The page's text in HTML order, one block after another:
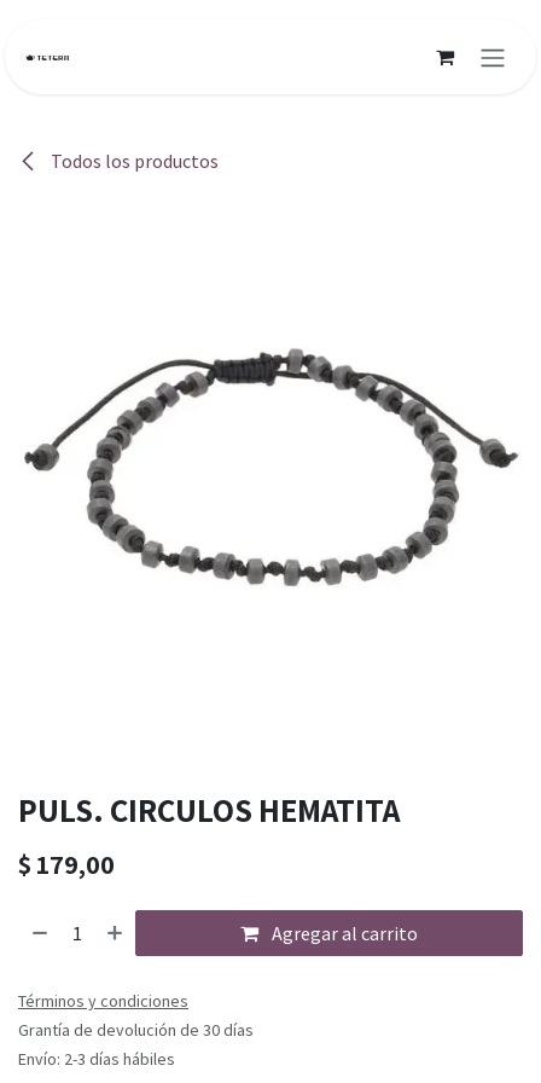
Todos los productos
PULS. CIRCULOS HEMATITA
$ 179,00
Agregar al carrito
Términos y condiciones
Grantía de devolución de 30 días
Envío: 2-3 días hábiles